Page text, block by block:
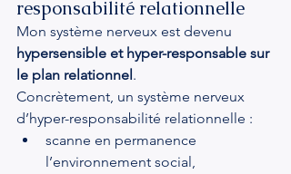
responsabilité relationnelle
Mon système nerveux est devenu
hypersensible et hyper-responsable sur
le plan relationnel.
Concrètement, un système nerveux
d’hyper-responsabilité relationnelle :
scanne en permanence
l’environnement social,